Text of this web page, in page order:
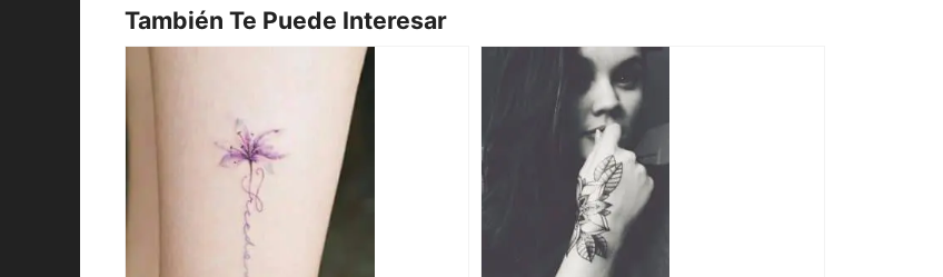
También Te Puede Interesar